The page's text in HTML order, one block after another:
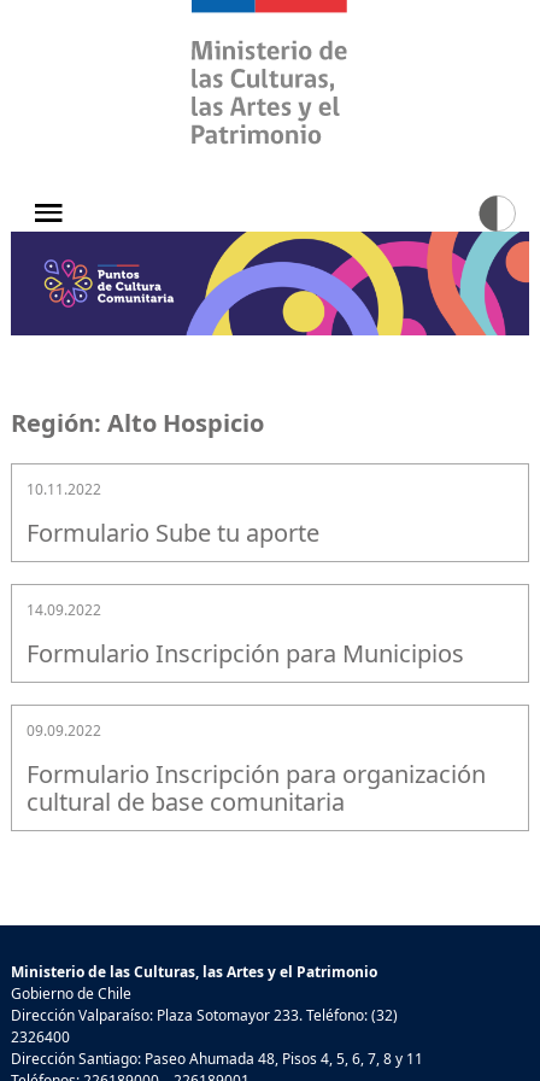
Región: Alto Hospicio
10.11.2022
Formulario Sube tu aporte
14.09.2022
Formulario Inscripción para Municipios
09.09.2022
Formulario Inscripción para organización
cultural de base comunitaria
Ministerio de las Culturas, las Artes y el Patrimonio
Gobierno de Chile
Dirección Valparaíso: Plaza Sotomayor 233. Teléfono: (32)
2326400
Dirección Santiago: Paseo Ahumada 48, Pisos 4, 5, 6, 7, 8 y 11